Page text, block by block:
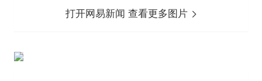
打开网易新闻 查看更多图片